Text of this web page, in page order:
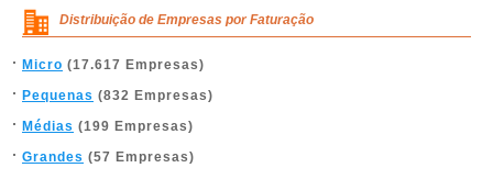
Distribuição de Empresas por Faturação
Micro (17.617 Empresas)
Pequenas (832 Empresas)
Médias (199 Empresas)
Grandes (57 Empresas)